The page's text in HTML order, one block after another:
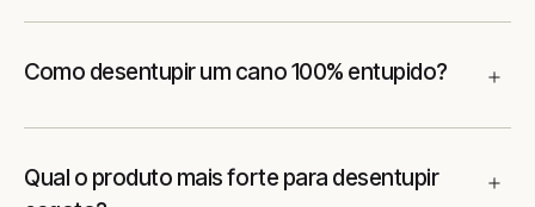
Como desentupir um cano 100% entupido?
Qual o produto mais forte para desentupir